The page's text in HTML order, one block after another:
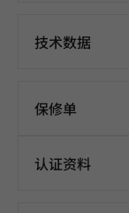
技术数据
保修单
认证资料